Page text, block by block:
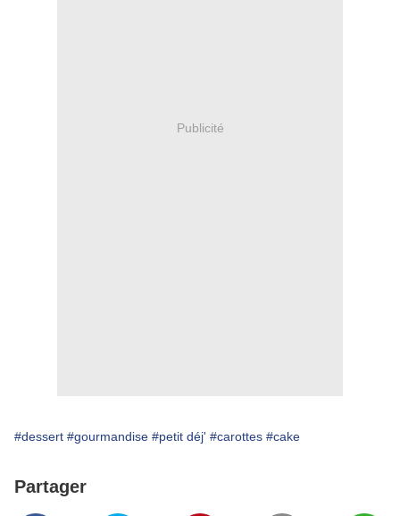
Publicité
#dessert #gourmandise #petit déj' #carottes #cake
Partager